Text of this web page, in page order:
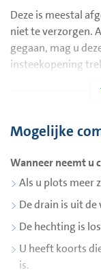
Afbeelding 1:
Deze is meestal
niet te verzorgen.
gegaan, mag u
insteekopening
het flesje zit.
Zet op een vast
met datum op het
bijkomt.
De drain mag
minder dan de
1. Minder dan 30
Mogelijke
Wanneer neemt u
Als u plots meer
De drain is uit
De hechting is
U heeft koorts
is.